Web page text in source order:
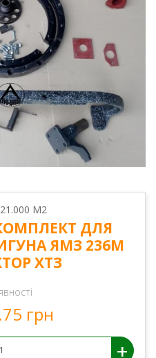
М2
ДЛЯ
ЯМЗ 236М
ХТЗ
грн
+